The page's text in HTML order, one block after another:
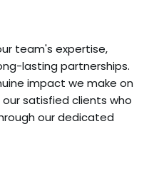
team's expertise,
lasting partnerships.
impact we make on
satisfied clients who
our dedicated